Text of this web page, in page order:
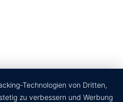
Technologien von Dritten,
zu verbessern und Werbung